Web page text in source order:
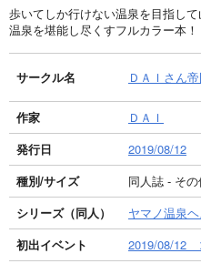
歩いてしか行けない温泉を目指し
温泉を堪能し尽くすフルカラー本！
サークル名 ＤＡＩさん
作家
ＤＡＩ
発行日
2019/08/12
種別/サイズ
同人誌 - そ
シリーズ（同人）
ヤマノ温泉
初出イベント
2019/08/12